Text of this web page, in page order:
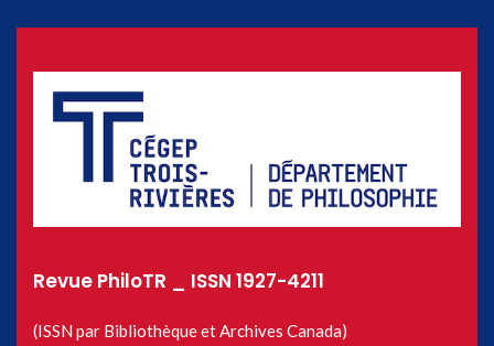
Revue PhiloTR _ ISSN 1927-4211
(ISSN par Bibliothèque et Archives Canada)